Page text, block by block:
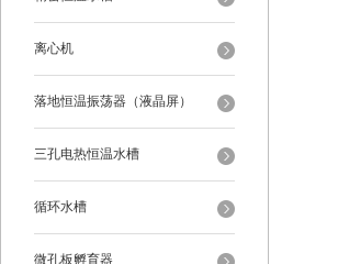
离心机
落地恒温振荡器（液晶屏）
三孔电热恒温水槽
循环水槽
微孔板孵育器